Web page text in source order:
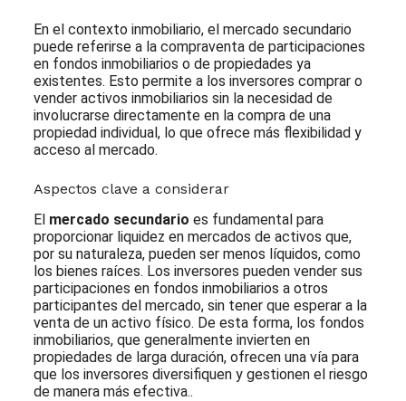
En el contexto inmobiliario, el mercado secundario
puede referirse a la compraventa de participaciones
en fondos inmobiliarios o de propiedades ya
existentes. Esto permite a los inversores comprar o
vender activos inmobiliarios sin la necesidad de
involucrarse directamente en la compra de una
propiedad individual, lo que ofrece más flexibilidad y
acceso al mercado.
Aspectos clave a considerar
El mercado secundario es fundamental para
proporcionar liquidez en mercados de activos que,
por su naturaleza, pueden ser menos líquidos, como
los bienes raíces. Los inversores pueden vender sus
participaciones en fondos inmobiliarios a otros
participantes del mercado, sin tener que esperar a la
venta de un activo físico. De esta forma, los fondos
inmobiliarios, que generalmente invierten en
propiedades de larga duración, ofrecen una vía para
que los inversores diversifiquen y gestionen el riesgo
de manera más efectiva..